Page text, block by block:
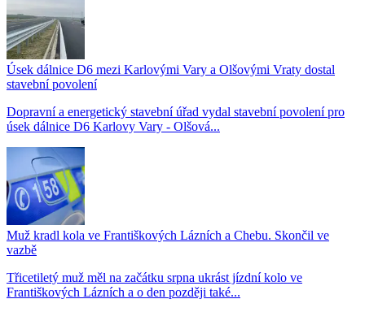
Úsek dálnice D6 mezi Karlovými Vary a Olšovými Vraty dostal
stavební povolení
Dopravní a energetický stavební úřad vydal stavební povolení pro
úsek dálnice D6 Karlovy Vary - Olšová...
Muž kradl kola ve Františkových Lázních a Chebu. Skončil ve
vazbě
Třicetiletý muž měl na začátku srpna ukrást jízdní kolo ve
Františkových Lázních a o den později také...